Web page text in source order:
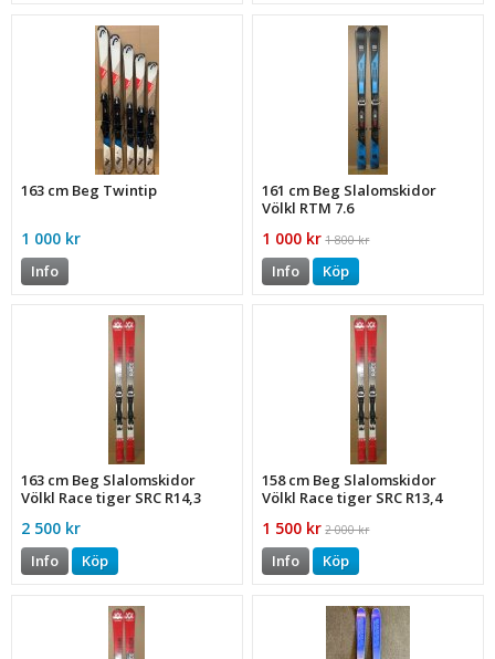
163 cm Beg Twintip
1 000 kr
Info
161 cm Beg Slalomskidor
Völkl RTM 7.6
1 000 kr 1 800 kr
Info Köp
163 cm Beg Slalomskidor
Völkl Race tiger SRC R14,3
2 500 kr
Info Köp
158 cm Beg Slalomskidor
Völkl Race tiger SRC R13,4
1 500 kr 2 000 kr
Info Köp